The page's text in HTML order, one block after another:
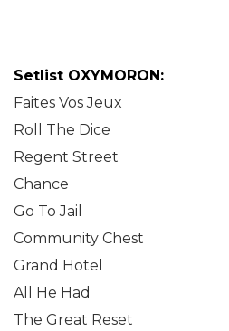
Setlist OXYMORON:
Faites Vos Jeux
Roll The Dice
Regent Street
Chance
Go To Jail
Community Chest
Grand Hotel
All He Had
The Great Reset